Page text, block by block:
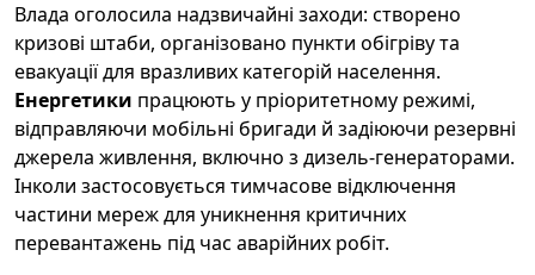
Влада оголосила надзвичайні заходи: створено
кризові штаби, організовано пункти обігріву та
евакуації для вразливих категорій населення.
Енергетики працюють у пріоритетному режимі,
відправляючи мобільні бригади й задіюючи резервні
джерела живлення, включно з дизель-генераторами.
Інколи застосовується тимчасове відключення
частини мереж для уникнення критичних
перевантажень під час аварійних робіт.